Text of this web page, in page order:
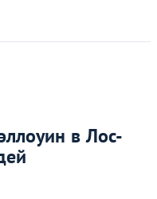
в Лос-